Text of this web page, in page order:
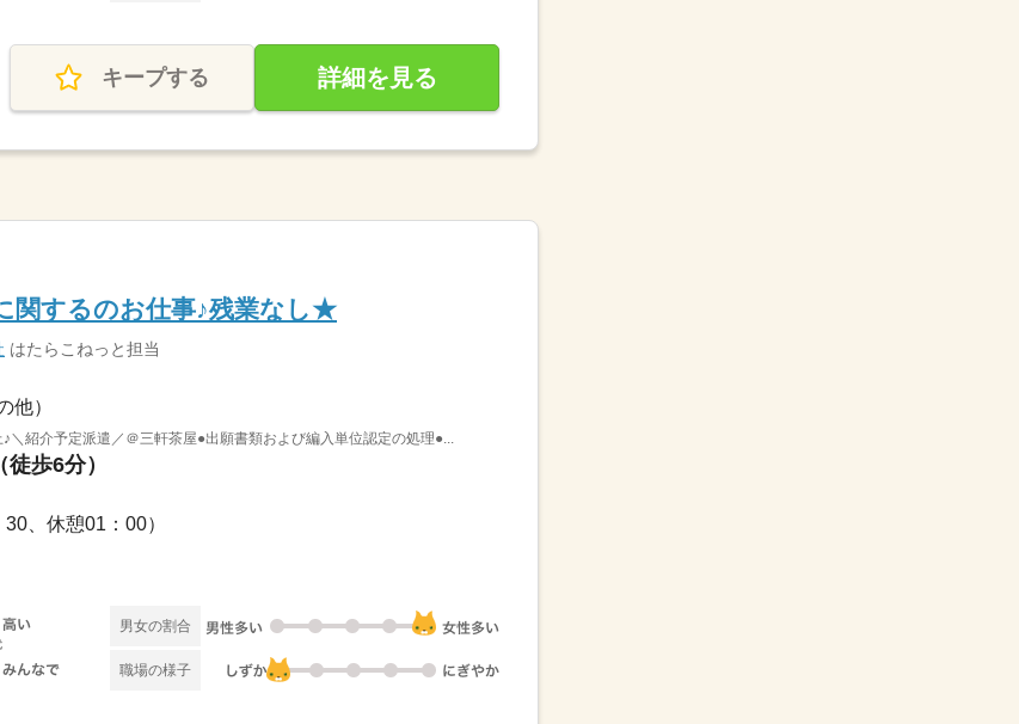
キープする 詳細を見る
関するのお仕事♪残業なし★
はたらこねっと担当
他）
紹介予定派遣／＠三軒茶屋●出願書類および編入単位認定の処理●...
歩6分）
、休憩01：00）
男女の割合
職場の様子